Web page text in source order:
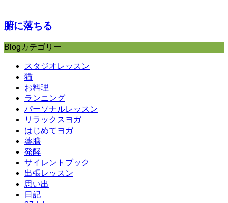
腑に落ちる
Blogカテゴリー
スタジオレッスン
猫
お料理
ランニング
パーソナルレッスン
リラックスヨガ
はじめてヨガ
薬膳
発酵
サイレントブック
出張レッスン
思い出
日記